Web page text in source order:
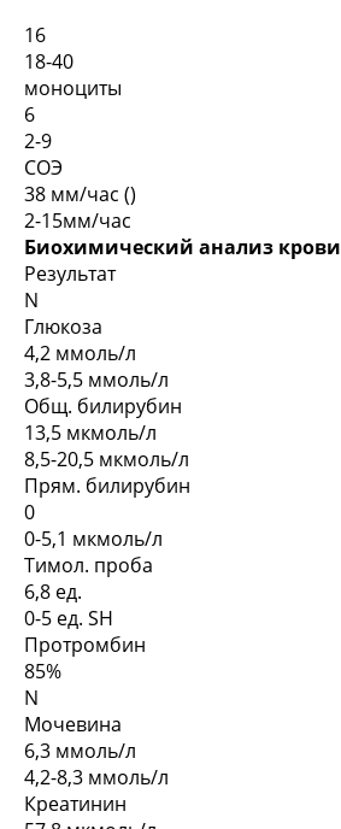
16
18-40
моноциты
6
2-9
СОЭ
38 мм/час (­)
2-15мм/час
Биохимический анализ крови
Результат
N
Глюкоза
4,2 ммоль/л
3,8-5,5 ммоль/л
Общ. билирубин
13,5 мкмоль/л
8,5-20,5 мкмоль/л
Прям. билирубин
0
0-5,1 мкмоль/л
Тимол. проба
6,8 ед.
0-5 ед. SH
Протромбин
85%
N
Мочевина
6,3 ммоль/л
4,2-8,3 ммоль/л
Креатинин